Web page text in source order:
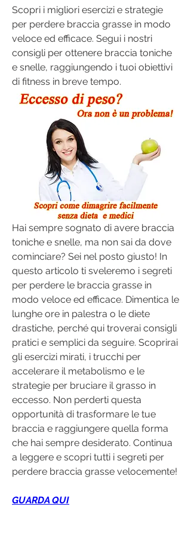
Scopri i migliori esercizi e strategie
per perdere braccia grasse in modo
veloce ed efficace. Segui i nostri
consigli per ottenere braccia toniche
e snelle, raggiungendo i tuoi obiettivi
di fitness in breve tempo.
Hai sempre sognato di avere braccia
toniche e snelle, ma non sai da dove
cominciare? Sei nel posto giusto! In
questo articolo ti sveleremo i segreti
per perdere le braccia grasse in
modo veloce ed efficace. Dimentica le
lunghe ore in palestra o le diete
drastiche, perché qui troverai consigli
pratici e semplici da seguire. Scoprirai
gli esercizi mirati, i trucchi per
accelerare il metabolismo e le
strategie per bruciare il grasso in
eccesso. Non perderti questa
opportunità di trasformare le tue
braccia e raggiungere quella forma
che hai sempre desiderato. Continua
a leggere e scopri tutti i segreti per
perdere braccia grasse velocemente!
GUARDA QUI